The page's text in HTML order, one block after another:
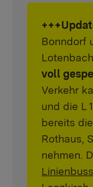
Bonndorf
voll
Verkehr
und die L
bereits die
Rothaus,
nehmen.